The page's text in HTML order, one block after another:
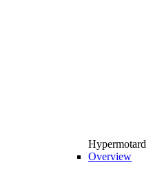
Hypermotard
Overview